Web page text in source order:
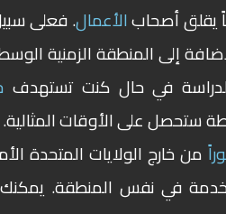
يقلق أصحابالأعمال.
في حال كنت تستهدف
ستحصل على الأوقات المثالية.
من خارج الولايات المتحدة
في نفس المنطقة.